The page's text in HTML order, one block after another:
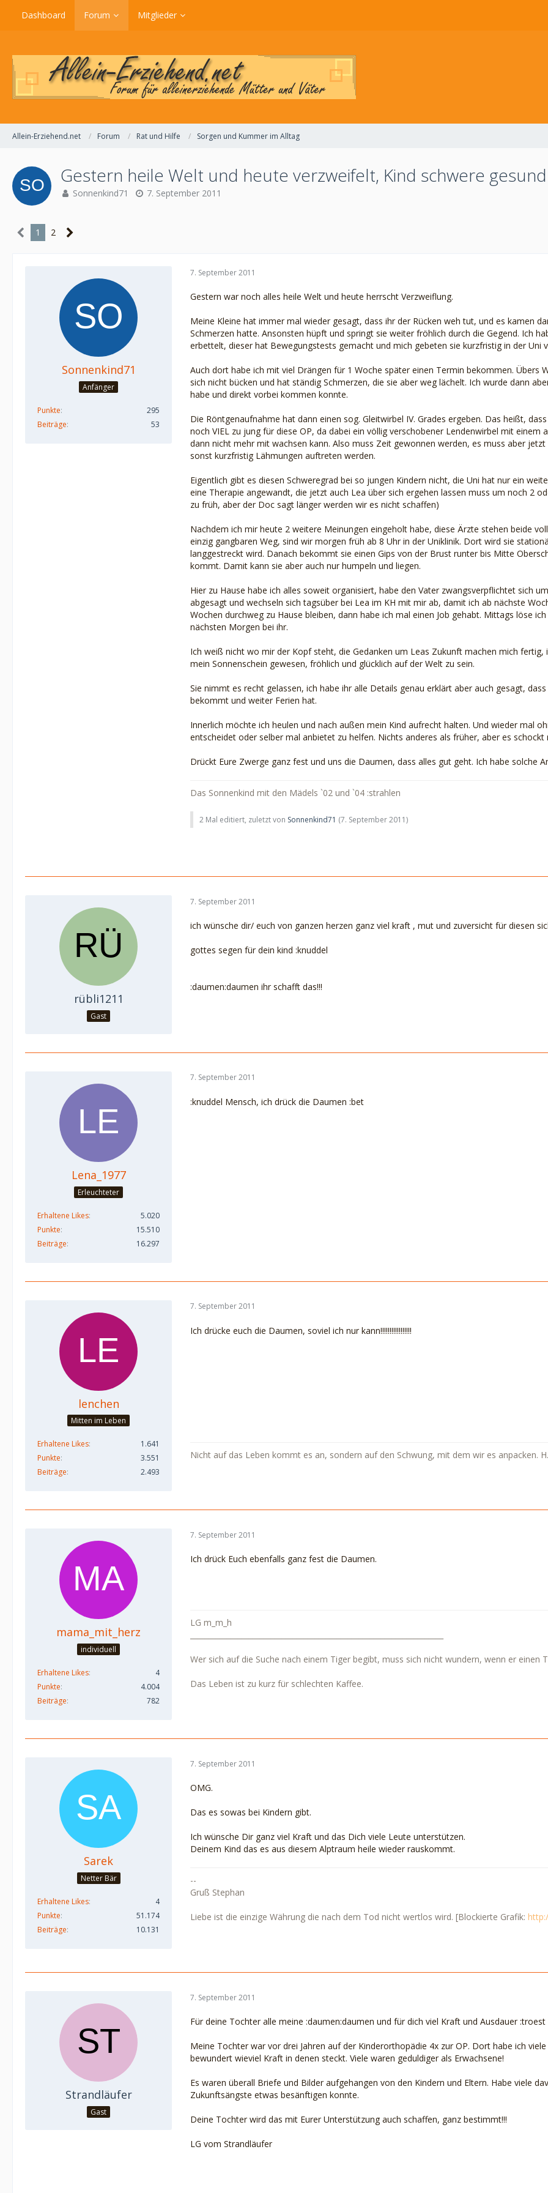
Dashboard Forum Mitglieder
Allein-Erziehend.net Forum Rat und Hilfe Sorgen und Kummer im Alltag
Gestern heile Welt und heute verzweifelt, Kind schwere
Sonnenkind71 7. September 2011
1 2
Sonnenkind71
Anfänger
Punkte
295
Beiträge
53
7. September 2011
Gestern war noch alles heile Welt und heute herrscht Verzweiflung.
Meine Kleine hat immer mal wieder gesagt, dass ihr der Rücken weh tut, und es kamen
Schmerzen hatte. Ansonsten hüpft und springt sie weiter fröhlich durch die Gegend. Ich
erbettelt, dieser hat Bewegungstests gemacht und mich gebeten sie kurzfristig in der Uni
Auch dort habe ich mit viel Drängen für 1 Woche später einen Termin bekommen. Übers
sich nicht bücken und hat ständig Schmerzen, die sie aber weg lächelt. Ich wurde dann
habe und direkt vorbei kommen konnte.
Die Röntgenaufnahme hat dann einen sog. Gleitwirbel IV. Grades ergeben. Das heißt,
noch VIEL zu jung für diese OP, da dabei ein völlig verschobener Lendenwirbel mit
dann nicht mehr mit wachsen kann. Also muss Zeit gewonnen werden, es muss aber
sonst kurzfristig Lähmungen auftreten werden.
Eigentlich gibt es diesen Schweregrad bei so jungen Kindern nicht, die Uni hat nur ein
eine Therapie angewandt, die jetzt auch Lea über sich ergehen lassen muss um noch 2
zu früh, aber der Doc sagt länger werden wir es nicht schaffen)
Nachdem ich mir heute 2 weitere Meinungen eingeholt habe, diese Ärzte stehen beide
einzig gangbaren Weg, sind wir morgen früh ab 8 Uhr in der Uniklinik. Dort wird sie
langgestreckt wird. Danach bekommt sie einen Gips von der Brust runter bis Mitte
kommt. Damit kann sie aber auch nur humpeln und liegen.
Hier zu Hause habe ich alles soweit organisiert, habe den Vater zwangsverpflichtet sich
abgesagt und wechseln sich tagsüber bei Lea im KH mit mir ab, damit ich ab nächste
Wochen durchweg zu Hause bleiben, dann habe ich mal einen Job gehabt. Mittags löse
nächsten Morgen bei ihr.
Ich weiß nicht wo mir der Kopf steht, die Gedanken um Leas Zukunft machen mich
mein Sonnenschein gewesen, fröhlich und glücklich auf der Welt zu sein.
Sie nimmt es recht gelassen, ich habe ihr alle Details genau erklärt aber auch gesagt,
bekommt und weiter Ferien hat.
Innerlich möchte ich heulen und nach außen mein Kind aufrecht halten. Und wieder mal
entscheidet oder selber mal anbietet zu helfen. Nichts anderes als früher, aber es
Drückt Eure Zwerge ganz fest und uns die Daumen, dass alles gut geht. Ich habe solche
Das Sonnenkind mit den Mädels `02 und `04 :strahlen
2 Mal editiert, zuletzt von Sonnenkind71 (7. September 2011)
rübli1211
Gast
7. September 2011
ich wünsche dir/ euch von ganzen herzen ganz viel kraft , mut und zuversicht für diesen
gottes segen für dein kind :knuddel
:daumen:daumen ihr schafft das!!!
Lena_1977
Erleuchteter
Erhaltene Likes
5.020
Punkte
15.510
Beiträge
16.297
7. September 2011
:knuddel Mensch, ich drück die Daumen :bet
lenchen
Mitten im Leben
Erhaltene Likes
1.641
Punkte
3.551
Beiträge
2.493
7. September 2011
Ich drücke euch die Daumen, soviel ich nur kann!!!!!!!!!!!!!!!!!
Nicht auf das Leben kommt es an, sondern auf den Schwung, mit dem wir es anpacken.
mama_mit_herz
individuell
Erhaltene Likes
4
Punkte
4.004
Beiträge
782
7. September 2011
Ich drück Euch ebenfalls ganz fest die Daumen.
LG m_m_h
Wer sich auf die Suche nach einem Tiger begibt, muss sich nicht wundern, wenn er einen
Das Leben ist zu kurz für schlechten Kaffee.
Sarek
Netter Bär
Erhaltene Likes
4
Punkte
51.174
Beiträge
10.131
7. September 2011
OMG.
Das es sowas bei Kindern gibt.
Ich wünsche Dir ganz viel Kraft und das Dich viele Leute unterstützen.
Deinem Kind das es aus diesem Alptraum heile wieder rauskommt.
--
Gruß Stephan
Liebe ist die einzige Währung die nach dem Tod nicht wertlos wird. [Blockierte Grafik:
Strandläufer
Gast
7. September 2011
Für deine Tochter alle meine :daumen:daumen und für dich viel Kraft und Ausdauer :troest
Meine Tochter war vor drei Jahren auf der Kinderorthopädie 4x zur OP. Dort habe ich
bewundert wieviel Kraft in denen steckt. Viele waren geduldiger als Erwachsene!
Es waren überall Briefe und Bilder aufgehangen von den Kindern und Eltern. Habe viele
Zukunftsängste etwas besänftigen konnte.
Deine Tochter wird das mit Eurer Unterstützung auch schaffen, ganz bestimmt!!!
LG vom Strandläufer